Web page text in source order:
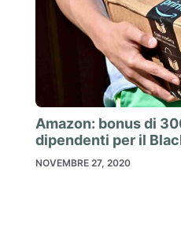
Amazon: bonus di
dipendenti per il
NOVEMBRE 27, 2020